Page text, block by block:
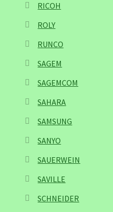
RICOH
ROLY
RUNCO
SAGEM
SAGEMCOM
SAHARA
SAMSUNG
SANYO
SAUERWEIN
SAVILLE
SCHNEIDER